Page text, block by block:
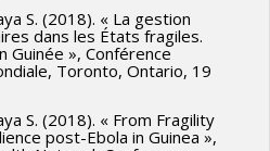
S. (2018). « La gestion
dans les États fragiles.
Guinée », Conférence
Toronto, Ontario, 19
S. (2018). « From Fragility
post-Ebola in Guinea »,